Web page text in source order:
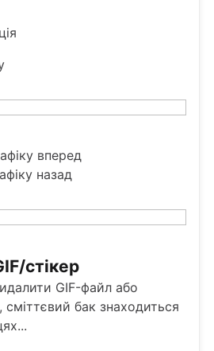
вперед
назад
стікер
GIF-файл або
сміттєвий бак знаходиться